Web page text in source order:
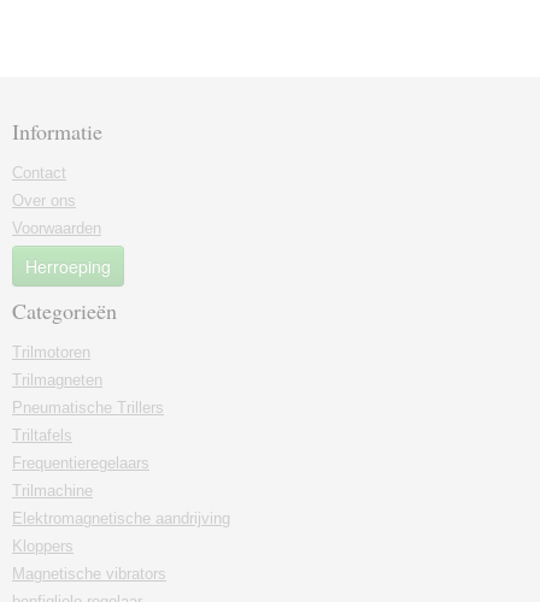
Informatie
Contact
Over ons
Voorwaarden
Herroeping
Categorieën
Trilmotoren
Trilmagneten
Pneumatische Trillers
Triltafels
Frequentieregelaars
Trilmachine
Elektromagnetische aandrijving
Kloppers
Magnetische vibrators